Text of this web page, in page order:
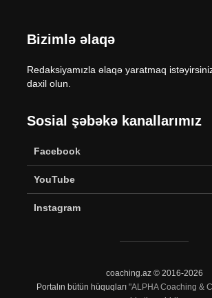
Bizimlə əlaqə
Redaksiyamızla əlaqə yaratmaq
daxil olun.
Sosial şəbəkə kanallarımız
Facebook
YouTube
Instagram
coaching.az © 2016-2026
Portalın bütün hüquqları "ALPHA Coaching &